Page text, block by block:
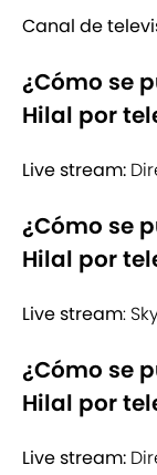
Canal de
¿Cómo se
Hilal por
Live stream:
¿Cómo se
Hilal por
Live stream:
¿Cómo se
Hilal por
Live stream: